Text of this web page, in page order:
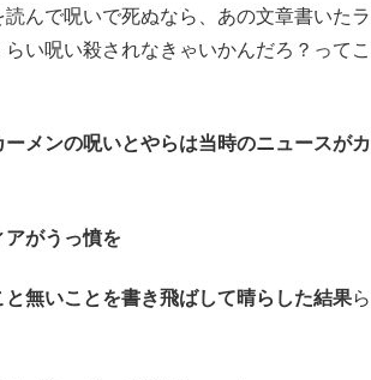
んで呪いで死ぬなら、あの文章書いたラ
い呪い殺されなきゃいかんだろ？ってこ
ーメンの呪いとやらは当時のニュースがカ
がうっ憤を
と無いことを書き飛ばして晴らした結果ら